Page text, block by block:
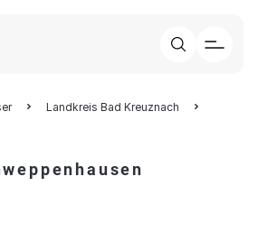
Landkreis Bad Kreuznach